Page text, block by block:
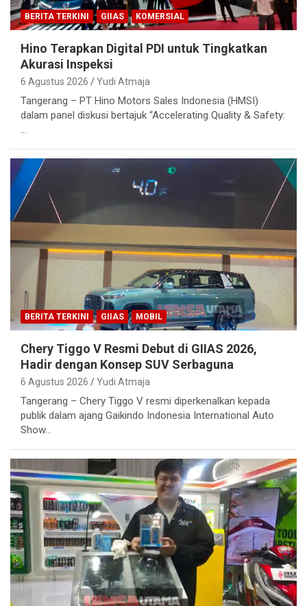
BERITA TERKINI GIIAS KOMERSIAL
Hino Terapkan Digital PDI untuk Tingkatkan
Akurasi Inspeksi
6 Agustus 2026 Yudi Atmaja
Tangerang – PT Hino Motors Sales Indonesia (HMSI)
dalam panel diskusi bertajuk “Accelerating Quality & Safety:
…
BERITA TERKINI GIIAS MOBIL
Chery Tiggo V Resmi Debut di GIIAS 2026,
Hadir dengan Konsep SUV Serbaguna
6 Agustus 2026 Yudi Atmaja
Tangerang – Chery Tiggo V resmi diperkenalkan kepada
publik dalam ajang Gaikindo Indonesia International Auto
Show…